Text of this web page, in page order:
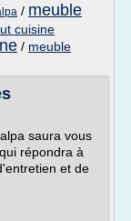
/ meuble
cuisine
/ meuble
saura vous
répondra à
et de